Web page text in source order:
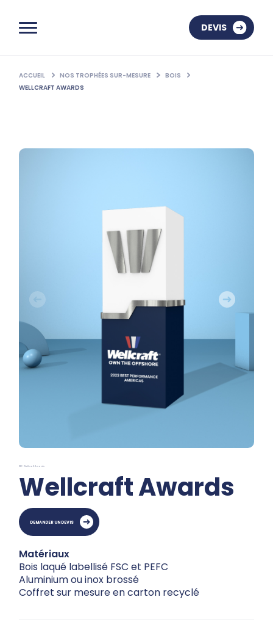
DEVIS
ACCUEIL NOS TROPHÉES SUR-MESURE
BOIS
WELLCRAFT AWARDS
REF: Wellcraft Awards
Wellcraft Awards
DEMANDER UN DEVIS
Matériaux
Bois laqué labellisé FSC et PEFC
Aluminium ou inox brossé
Coffret sur mesure en carton recyclé